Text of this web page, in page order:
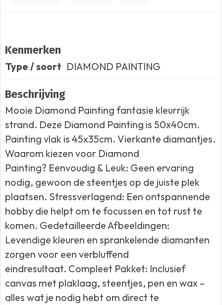
Kenmerken
Type / soort DIAMOND PAINTING
Beschrijving
Mooie Diamond Painting fantasie kleurrijk
strand. Deze Diamond Painting is 50x40cm.
Painting vlak is 45x35cm. Vierkante diamantjes.
Waarom kiezen voor Diamond
Painting? Eenvoudig & Leuk: Geen ervaring
nodig, gewoon de steentjes op de juiste plek
plaatsen. Stressverlagend: Een ontspannende
hobby die helpt om te focussen en tot rust te
komen. Gedetailleerde Afbeeldingen:
Levendige kleuren en sprankelende diamanten
zorgen voor een verbluffend
eindresultaat. Compleet Pakket: Inclusief
canvas met plaklaag, steentjes, pen en wax –
alles wat je nodig hebt om direct te